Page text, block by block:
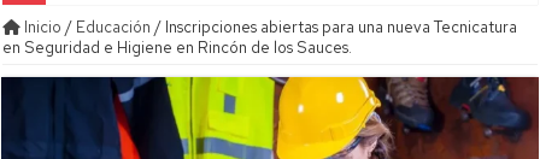
Inicio / Educación / Inscripciones abiertas para una nueva Tecnicatura
en Seguridad e Higiene en Rincón de los Sauces.